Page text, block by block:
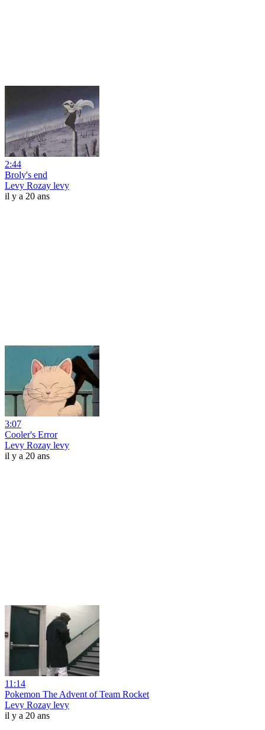
2:44
Broly's end
Levy Rozay levy
il y a 20 ans
3:07
Cooler's Error
Levy Rozay levy
il y a 20 ans
11:14
Pokemon The Advent of Team Rocket
Levy Rozay levy
il y a 20 ans